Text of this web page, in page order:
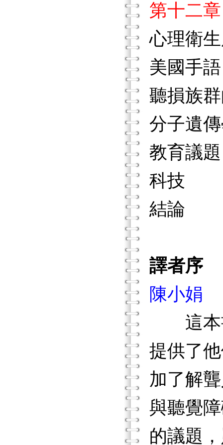
第十二
心理衛
美國手語
聽損族
分子遺
教育議題
科技
結論
譯者序
陳小娟
這本書
提供了
加了解
與聽覺
的議題